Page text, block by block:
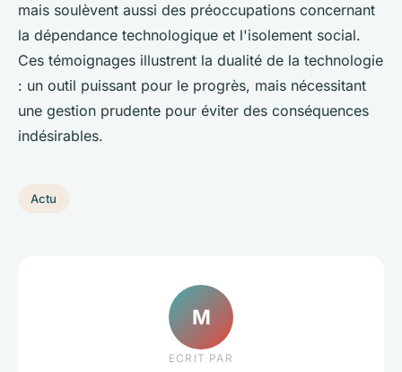
mais soulèvent aussi des préoccupations concernant
la dépendance technologique et l'isolement social.
Ces témoignages illustrent la dualité de la technologie
: un outil puissant pour le progrès, mais nécessitant
une gestion prudente pour éviter des conséquences
indésirables.
Actu
M
ECRIT PAR